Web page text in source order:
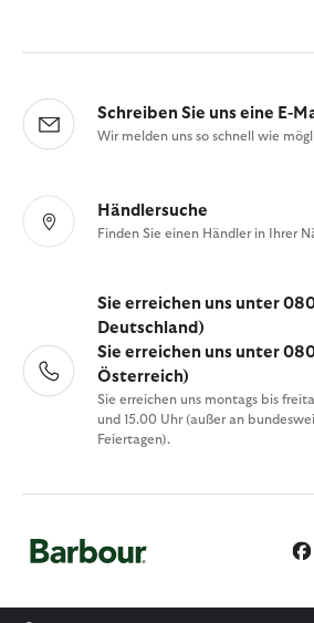
Schreiben Sie uns eine E-
Wir melden uns so schnell wie
Händlersuche
Finden Sie einen Händler in Ihrer
Sie erreichen uns unter
Deutschland)
Sie erreichen uns unter
Österreich)
Sie erreichen uns montags bis
und 15.00 Uhr (außer an
Feiertagen).